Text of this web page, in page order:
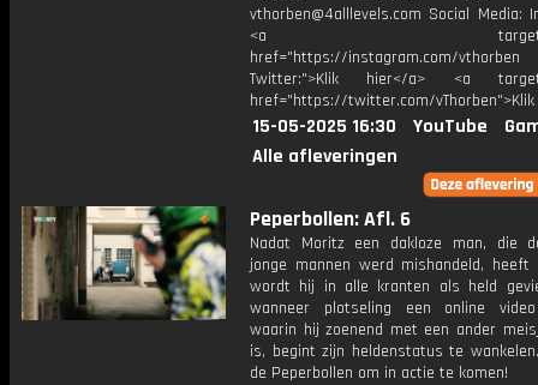
vthorben@4alllevels.com Social Media:
<a
href="https://instagram.com/vthorben
Twitter:">Klik hier</a> <a
href="https://twitter.com/
15-05-2025 16:30 YouTube
Alle afleveringen
Peperbollen: Afl. 6
Nadat Moritz een dakloze man, die
jonge mannen werd mishandeld, heeft
wordt hij in alle kranten als held
wanneer plotseling een online
waarin hij zoenend met een ander
is, begint zijn heldenstatus te
de Peperbollen om in actie te komen!